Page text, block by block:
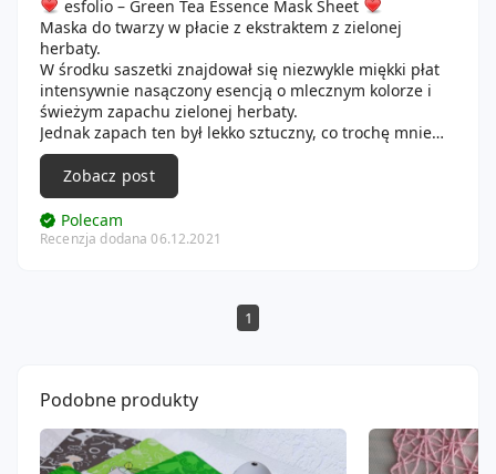
esfolio – Green Tea Essence Mask Sheet
Maska do twarzy w płacie z ekstraktem z zielonej
herbaty.
W środku saszetki znajdował się niezwykle miękki płat
intensywnie nasączony esencją o mlecznym kolorze i
świeżym zapachu zielonej herbaty.
Jednak zapach ten był lekko sztuczny, co trochę mnie
zraziło.
Płat był trochę dziwnie wycięty, ale dobrze przylegał do
twarzy, nie zsuwał się z niej.
Maska podziałała na skórę odświeżająco, ale także
zredukowała nadmiar wydzielania sebum.
skóra potrzebuje szybkiego nawilżenia.
Zobacz post
Polecam
Recenzja dodana 06.12.2021
1
Podobne produkty